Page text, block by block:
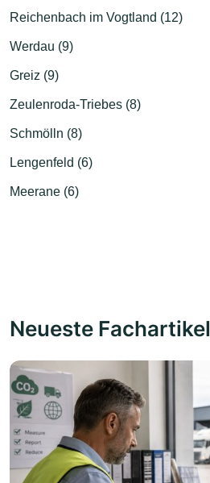
Reichenbach im Vogtland (12)
Werdau (9)
Greiz (9)
Zeulenroda-Triebes (8)
Schmölln (8)
Lengenfeld (6)
Meerane (6)
Neueste Fachartikel